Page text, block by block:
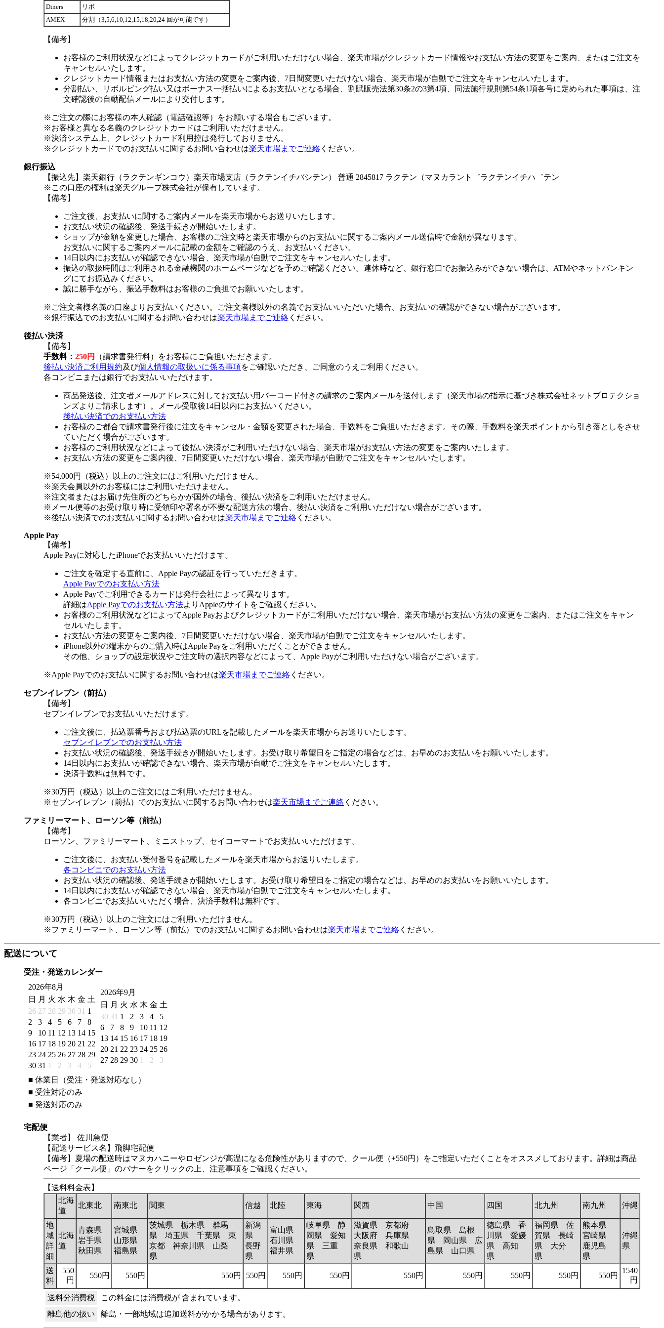
Diners
リボ
AMEX
分割（3,5,6,10,12,15,18,20,24 回が可能です）
【備考】
お客様のご利用状況などによってクレジットカードがご利用いただけない場合、楽天市場がクレジットカード情報やお支払い方法の変更をご案内、またはご注文を
キャンセルいたします。
クレジットカード情報またはお支払い方法の変更をご案内後、7日間変更いただけない場合、楽天市場が自動でご注文をキャンセルいたします。
分割払い、リボルビング払い又はボーナス一括払いによるお支払いとなる場合、割賦販売法第30条2の3第4項、同法施行規則第54条1項各号に定められた事項は、注
文確認後の自動配信メールにより交付します。
※ご注文の際にお客様の本人確認（電話確認等）をお願いする場合もございます。
※お客様と異なる名義のクレジットカードはご利用いただけません。
※決済システム上、クレジットカード利用控は発行しておりません。
※クレジットカードでのお支払いに関するお問い合わせは楽天市場までご連絡 ください。
銀行振込
【振込先】楽天銀行（ラクテンギンコウ）楽天市場支店（ラクテンイチバシテン） 普通 2845817 ラクテン（マヌカラント゛ラクテンイチハ゛テン
※この口座の権利は楽天グループ株式会社が保有しています。
【備考】
ご注文後、お支払いに関するご案内メールを楽天市場からお送りいたします。
お支払い状況の確認後、発送手続きが開始いたします。
ショップが金額を変更した場合、お客様のご注文時と楽天市場からのお支払いに関するご案内メール送信時で金額が異なります。
お支払いに関するご案内メールに記載の金額をご確認のうえ、お支払いください。
14日以内にお支払いが確認できない場合、楽天市場が自動でご注文をキャンセルいたします。
振込の取扱時間はご利用される金融機関のホームページなどを予めご確認ください。連休時など、銀行窓口でお振込みができない場合は、ATMやネットバンキン
グにてお振込みください。
誠に勝手ながら、振込手数料はお客様のご負担でお願いいたします。
※ご注文者様名義の口座よりお支払いください。ご注文者様以外の名義でお支払いいただいた場合、お支払いの確認ができない場合がございます。
※銀行振込でのお支払いに関するお問い合わせは楽天市場までご連絡 ください。
後払い決済
【備考】
手数料： 250円
（請求書発行料）をお客様にご負担いただきます。
後払い決済ご利用規約及び個人情報の取扱いに係る事項をご確認いただき、ご同意のうえご利用ください。
各コンビニまたは銀行でお支払いいただけます。
商品発送後、注文者メールアドレスに対してお支払い用バーコード付きの請求のご案内メールを送付します（楽天市場の指示に基づき株式会社ネットプロテクショ
ンズよりご請求します）。メール受取後14日以内にお支払いください。
後払い決済でのお支払い方法
お客様のご都合で請求書発行後に注文をキャンセル・金額を変更された場合、手数料をご負担いただきます。その際、手数料を楽天ポイントから引き落としをさせ
ていただく場合がございます。
お客様のご利用状況などによって後払い決済がご利用いただけない場合、楽天市場がお支払い方法の変更をご案内いたします。
お支払い方法の変更をご案内後、7日間変更いただけない場合、楽天市場が自動でご注文をキャンセルいたします。
※54,000円（税込）以上のご注文にはご利用いただけません。
※楽天会員以外のお客様にはご利用いただけません。
※注文者またはお届け先住所のどちらかが国外の場合、後払い決済をご利用いただけません。
※メール便等のお受け取り時に受領印や署名が不要な配送方法の場合、後払い決済をご利用いただけない場合がございます。
※後払い決済でのお支払いに関するお問い合わせは楽天市場までご連絡 ください。
Apple Pay
【備考】
Apple Payに対応したiPhoneでお支払いいただけます。
ご注文を確定する直前に、Apple Payの認証を行っていただきます。
Apple Payでのお支払い方法
Apple Payでご利用できるカードは発行会社によって異なります。
詳細はApple Payでのお支払い方法よりAppleのサイトをご確認ください。
お客様のご利用状況などによってApple Payおよびクレジットカードがご利用いただけない場合、楽天市場がお支払い方法の変更をご案内、またはご注文をキャン
セルいたします。
お支払い方法の変更をご案内後、7日間変更いただけない場合、楽天市場が自動でご注文をキャンセルいたします。
iPhone以外の端末からのご購入時はApple Payをご利用いただくことができません。
その他、ショップの設定状況やご注文時の選択内容などによって、Apple Payがご利用いただけない場合がございます。
※Apple Payでのお支払いに関するお問い合わせは楽天市場までご連絡 ください。
セブンイレブン（前払）
【備考】
セブンイレブンでお支払いいただけます。
ご注文後に、払込票番号および払込票のURLを記載したメールを楽天市場からお送りいたします。
セブンイレブンでのお支払い方法
お支払い状況の確認後、発送手続きが開始いたします。お受け取り希望日をご指定の場合などは、お早めのお支払いをお願いいたします。
14日以内にお支払いが確認できない場合、楽天市場が自動でご注文をキャンセルいたします。
決済手数料は無料です。
※30万円（税込）以上のご注文にはご利用いただけません。
※セブンイレブン（前払）でのお支払いに関するお問い合わせは楽天市場までご連絡 ください。
ファミリーマート、ローソン等（前払）
【備考】
ローソン、ファミリーマート、ミニストップ、セイコーマートでお支払いいただけます。
ご注文後に、お支払い受付番号を記載したメールを楽天市場からお送りいたします。
各コンビニでのお支払い方法
お支払い状況の確認後、発送手続きが開始いたします。お受け取り希望日をご指定の場合などは、お早めのお支払いをお願いいたします。
14日以内にお支払いが確認できない場合、楽天市場が自動でご注文をキャンセルいたします。
各コンビニでお支払いいただく場合、決済手数料は無料です。
※30万円（税込）以上のご注文にはご利用いただけません。
※ファミリーマート、ローソン等（前払）でのお支払いに関するお問い合わせは楽天市場までご連絡 ください。
配送について
受注・発送カレンダー
2026年8月
日
月 火 水 木 金 土
26 27 28 29 30 31 1
2
3 4 5 6 7
8
9
10 11 12 13 14 15
16 17 18 19 20 21 22
23 24 25 26 27 28 29
30 31 1 2 3 4 5
2026年9月
日
月 火 水 木 金 土
30 31 1 2 3 4
5
6
7 8 9 10 11 12
13 14 15 16 17 18 19
20 21 22 23 24 25 26
27 28 29 30 1 2 3
■ 休業日（受注・発送対応なし）
■ 受注対応のみ
■ 発送対応のみ
宅配便
【業者】 佐川急便
【配送サービス名】飛脚宅配便
【備考】夏場の配送時はマヌカハニーやロゼンジが高温になる危険性がありますので、クール便（+550円）をご指定いただくことをオススメしております。詳細は商品
ページ「クール便」のバナーをクリックの上、注意事項をご確認ください。
【送料料金表】
北海
道
北東北 南東北 関東 信越 北陸 東海 関西 中国 四国 北九州 南九州 沖縄
地
域
詳
細
北海
道
青森県
岩手県
秋田県
宮城県
山形県
福島県
茨城県 栃木県 群馬
県 埼玉県 千葉県 東
京都 神奈川県 山梨
県
新潟
県
長野
県
富山県
石川県
福井県
岐阜県 静
岡県 愛知
県 三重
県
滋賀県 京都府
大阪府 兵庫県
奈良県 和歌山
県
鳥取県 島根
県 岡山県 広
島県 山口県
徳島県 香
川県 愛媛
県 高知
県
福岡県 佐
賀県 長崎
県 大分
県
熊本県
宮崎県
鹿児島
県
沖縄
県
送
料
550
円
550円 550円 550円 550円 550円 550円 550円 550円 550円 550円 550円
1540
円
送料分消費税
この料金には消費税が 含まれています。
離島他の扱い
離島・一部地域は追加送料がかかる場合があります。